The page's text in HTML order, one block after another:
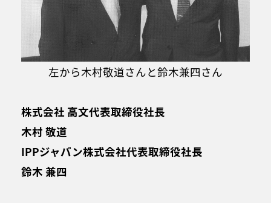
左から木村敬道さんと鈴木兼四さん
株式会社 高文代表取締役社長
木村 敬道
IPPジャパン株式会社代表取締役社長
鈴木 兼四